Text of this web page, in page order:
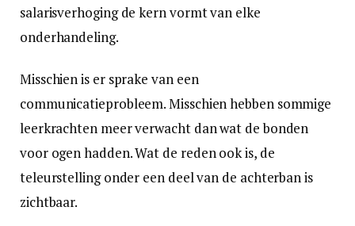
salarisverhoging de kern vormt van elke
onderhandeling.
Misschien is er sprake van een
communicatieprobleem. Misschien hebben sommige
leerkrachten meer verwacht dan wat de bonden
voor ogen hadden. Wat de reden ook is, de
teleurstelling onder een deel van de achterban is
zichtbaar.